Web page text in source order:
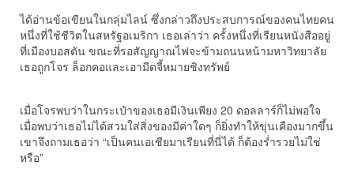
ได้อ่านข้อเขียนในกลุ่มไลน์ ซึ่งกล่าวถึงประสบการณ์ของคนไทยคน
หนึ่งที่ใช้ชีวิตในสหรัฐอเมริกา เธอเล่าว่า ครั้งหนึ่งที่เรียนหนังสืออยู่
ที่เมืองบอสตัน ขณะที่รอสัญญาณไฟจะข้ามถนนหน้ามหาวิทยาลัย
เธอถูกโจร ล็อกคอและเอามีดจี้หมายชิงทรัพย์
เมื่อโจรพบว่าในกระเป๋าของเธอมีเงินเพียง 20 ดอลลาร์ก็ไม่พอใจ
เมื่อพบว่าเธอไม่ได้สวมใส่สิ่งของมีค่าใดๆ ก็ยิ่งทำให้ขุ่นเคืองมากขึ้น
เขาจึงถามเธอว่า “เป็นคนเอเชียมาเรียนที่นี่ได้ ก็ต้องร่ำรวยไม่ใช่
หรือ”